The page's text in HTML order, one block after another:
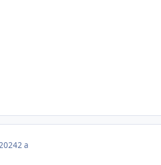
2 a